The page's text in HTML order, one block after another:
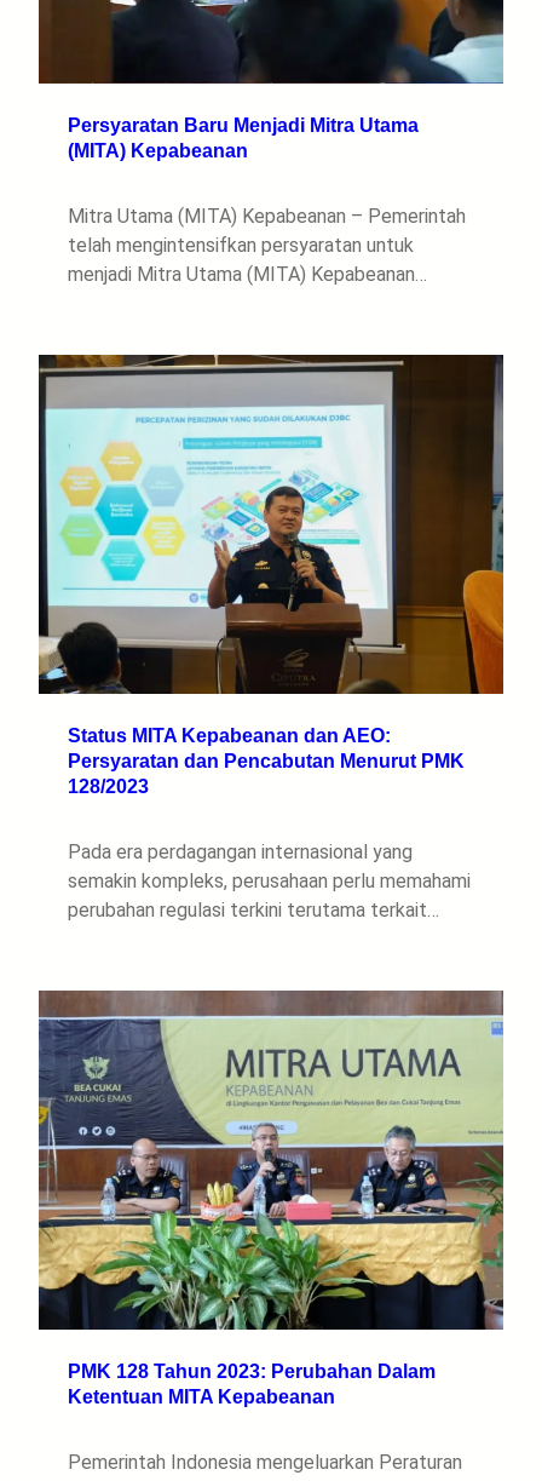
Persyaratan Baru Menjadi Mitra Utama
(MITA) Kepabeanan
Mitra Utama (MITA) Kepabeanan – Pemerintah
telah mengintensifkan persyaratan untuk
menjadi Mitra Utama (MITA) Kepabeanan…
Status MITA Kepabeanan dan AEO:
Persyaratan dan Pencabutan Menurut PMK
128/2023
Pada era perdagangan internasional yang
semakin kompleks, perusahaan perlu memahami
perubahan regulasi terkini terutama terkait…
PMK 128 Tahun 2023: Perubahan Dalam
Ketentuan MITA Kepabeanan
Pemerintah Indonesia mengeluarkan Peraturan